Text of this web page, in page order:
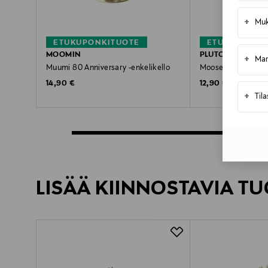
+
+
+
ETUKUPONKITUOTE
MOOMIN
Muumi 80 Anniversary -enkelikello
Original Price
14,90 €
PLUTO
Moose in Love -
Original Price
12,90 €
LISÄÄ KIINNOSTAVIA